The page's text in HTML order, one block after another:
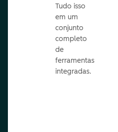
Tudo isso
em um
conjunto
completo
de
ferramentas
integradas.